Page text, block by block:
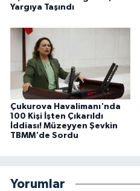
Yargıya Taşındı
Çukurova Havalimanı'nda
100 Kişi İşten Çıkarıldı
İddiası! Müzeyyen Şevkin
TBMM'de Sordu
Yorumlar